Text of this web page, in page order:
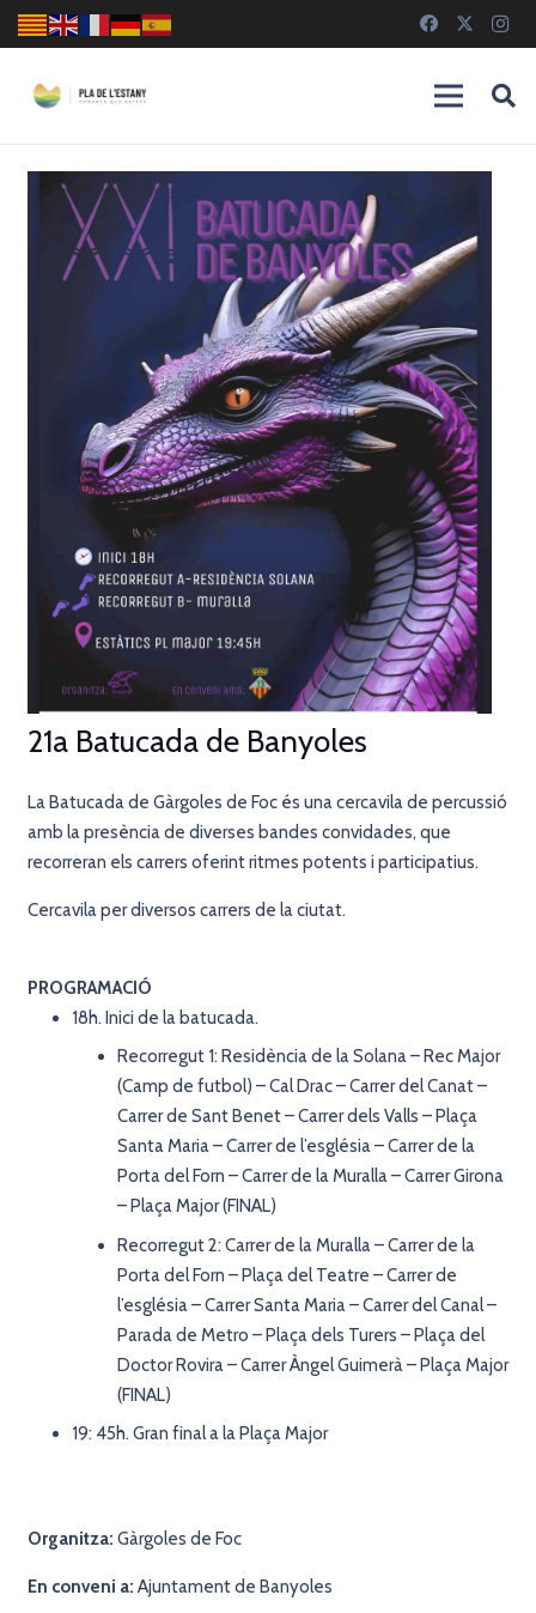
21a Batucada de Banyoles
La Batucada de Gàrgoles de Foc és una cercavila de percussió
amb la presència de diverses bandes convidades, que
recorreran els carrers oferint ritmes potents i participatius.
Cercavila per diversos carrers de la ciutat.
PROGRAMACIÓ
18h. Inici de la batucada.
Recorregut 1: Residència de la Solana – Rec Major
(Camp de futbol) – Cal Drac – Carrer del Canat –
Carrer de Sant Benet – Carrer dels Valls – Plaça
Santa Maria – Carrer de l’església – Carrer de la
Porta del Forn – Carrer de la Muralla – Carrer Girona
– Plaça Major (FINAL)
Recorregut 2: Carrer de la Muralla – Carrer de la
Porta del Forn – Plaça del Teatre – Carrer de
l’església – Carrer Santa Maria – Carrer del Canal –
Parada de Metro – Plaça dels Turers – Plaça del
Doctor Rovira – Carrer Àngel Guimerà – Plaça Major
(FINAL)
19: 45h. Gran final a la Plaça Major
Organitza: Gàrgoles de Foc
En conveni a: Ajuntament de Banyoles